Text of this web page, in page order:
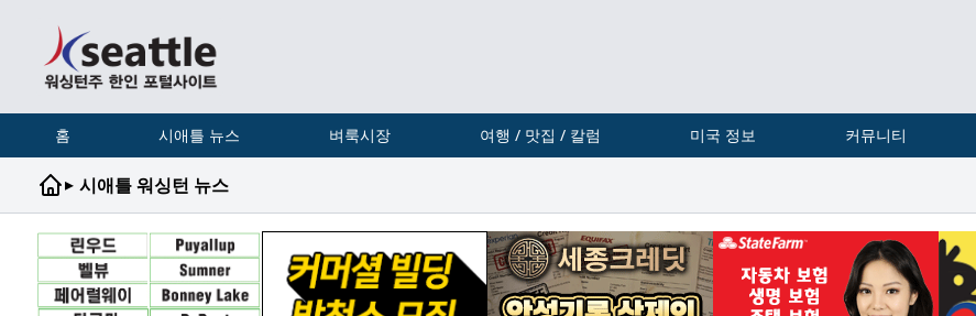
홈 시애틀 뉴스 벼룩시장 여행 / 맛집 / 칼럼 미국 정보 커뮤니티
▸ 시애틀 워싱턴 뉴스